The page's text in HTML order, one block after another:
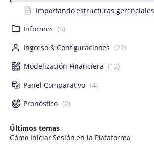
Importando estructuras gerenciales
Informes (5)
Ingreso & Configuraciones (22)
Modelización Financiera (13)
Panel Comparativo (4)
Pronóstico (2)
Últimos temas
Cómo Iniciar Sesión en la Plataforma